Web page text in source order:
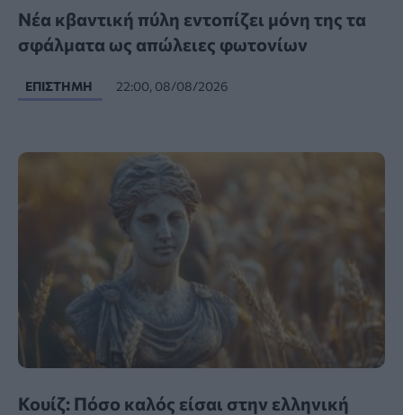
Νέα κβαντική πύλη εντοπίζει μόνη της τα
σφάλματα ως απώλειες φωτονίων
ΕΠΙΣΤΉΜΗ 22:00, 08/08/2026
Κουίζ: Πόσο καλός είσαι στην ελληνική